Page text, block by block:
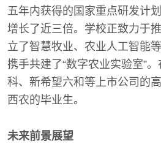
五年内获得的国家重点研发计
增长了近三倍。学校正致力于
立了智慧牧业、农业人工智能
携手共建了“数字农业实验室”
科、新希望六和等上市公司的
西农的毕业生。
未来前景展望